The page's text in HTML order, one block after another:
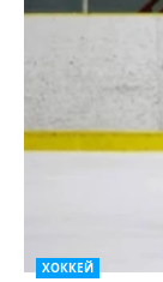
ХОККЕЙ